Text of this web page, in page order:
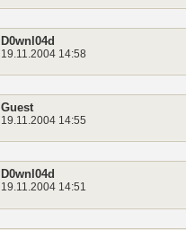
D0wnl04d
19.11.2004 14:58
Guest
19.11.2004 14:55
D0wnl04d
19.11.2004 14:51